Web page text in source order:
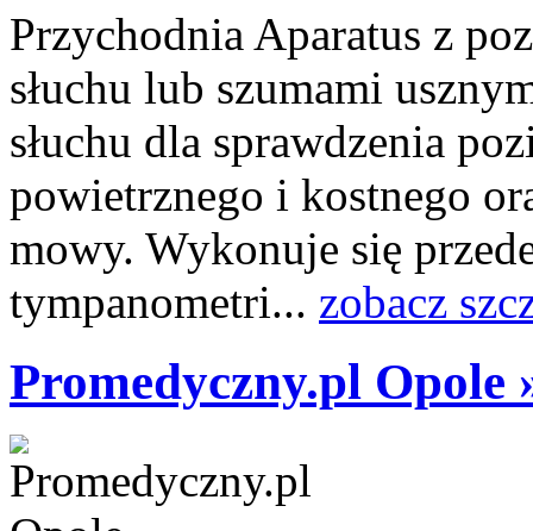
Przychodnia Aparatus z
słuchu lub szumami
słuchu dla sprawdzenia
powietrznego i kostnego
mowy. Wykonuje się
tympanometri... zobacz
Promedyczny.pl Opole